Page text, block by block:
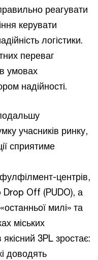
реагувати
керувати
логістики.
переваг
умовах
надійності.
учасників ринку,
сприятиме
центрів,
Off (PUDO), а
милі» та
міських
3PL зростає:
доводять